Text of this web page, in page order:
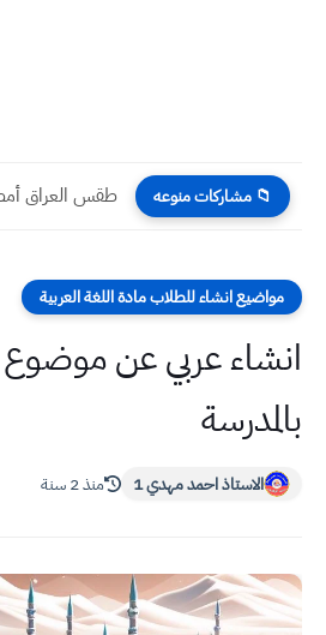
📁 مشاركات منوعه
مواضيع انشاء للطلاب مادة اللغة العربية
انشاء عربي عن
بالمدرسة
الاستاذ احمد مهدي 1 منذ 2 سنة